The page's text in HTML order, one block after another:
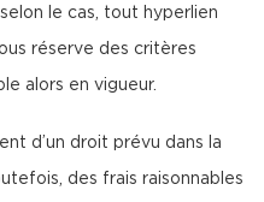
le cas, tout hyperlien
réserve des critères
alors en vigueur.
d’un droit prévu dans la
des frais raisonnables